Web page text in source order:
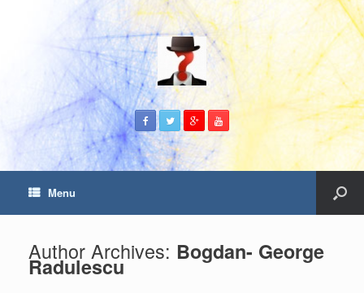
Menu
Author Archives: Bogdan- George
Radulescu